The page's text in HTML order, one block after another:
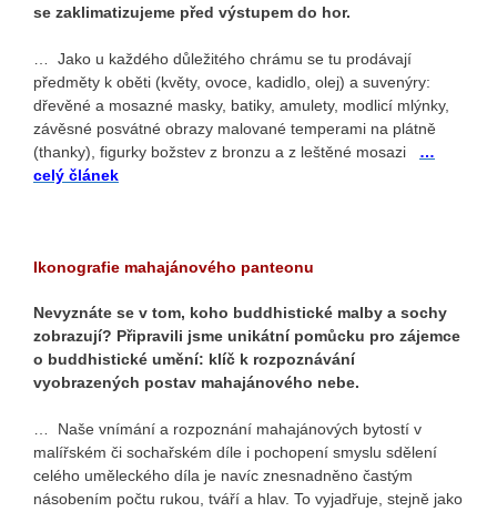
se zaklimatizujeme před výstupem do hor.
… Jako u každého důležitého chrámu se tu prodávají
předměty k oběti (květy, ovoce, kadidlo, olej) a suvenýry:
dřevěné a mosazné masky, batiky, amulety, modlicí mlýnky,
závěsné posvátné obrazy malované temperami na plátně
(thanky), figurky božstev z bronzu a z leštěné mosazi …
celý článek
Ikonografie mahajánového panteonu
Nevyznáte se v tom, koho buddhistické malby a sochy
zobrazují? Připravili jsme unikátní pomůcku pro zájemce
o buddhistické umění: klíč k rozpoznávání
vyobrazených postav mahajánového nebe.
… Naše vnímání a rozpoznání mahajánových bytostí v
malířském či sochařském díle i pochopení smyslu sdělení
celého uměleckého díla je navíc znesnadněno častým
násobením počtu rukou, tváří a hlav. To vyjadřuje, stejně jako